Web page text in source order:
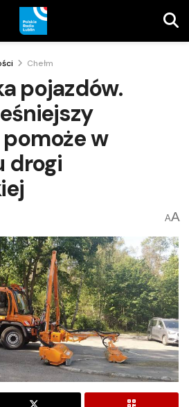
Chełm
pojazdów.
w
drogi
AA